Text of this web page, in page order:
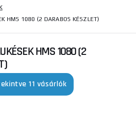
HMS 1080 (2 DARABOS KÉSZLET)
HMS 1080 (2
11 vásárlók